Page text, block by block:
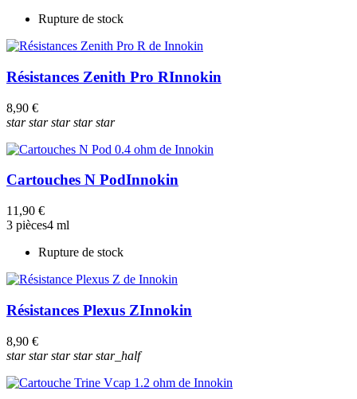
Rupture de stock
Résistances Zenith Pro RInnokin
8,90 €
starstarstarstarstar
Cartouches N PodInnokin
11,90 €
3 pièces4 ml
Rupture de stock
Résistances Plexus ZInnokin
8,90 €
starstarstarstarstar_half